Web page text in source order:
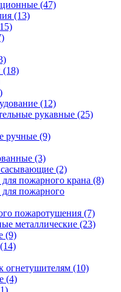
(47)
(13)
(18)
(12)
рукавные (25)
ручные (9)
(3)
(2)
пожарного крана (8)
пожарного
пожаротушения (7)
металлические (23)
(9)
(14)
огнетушителям (10)
(4)